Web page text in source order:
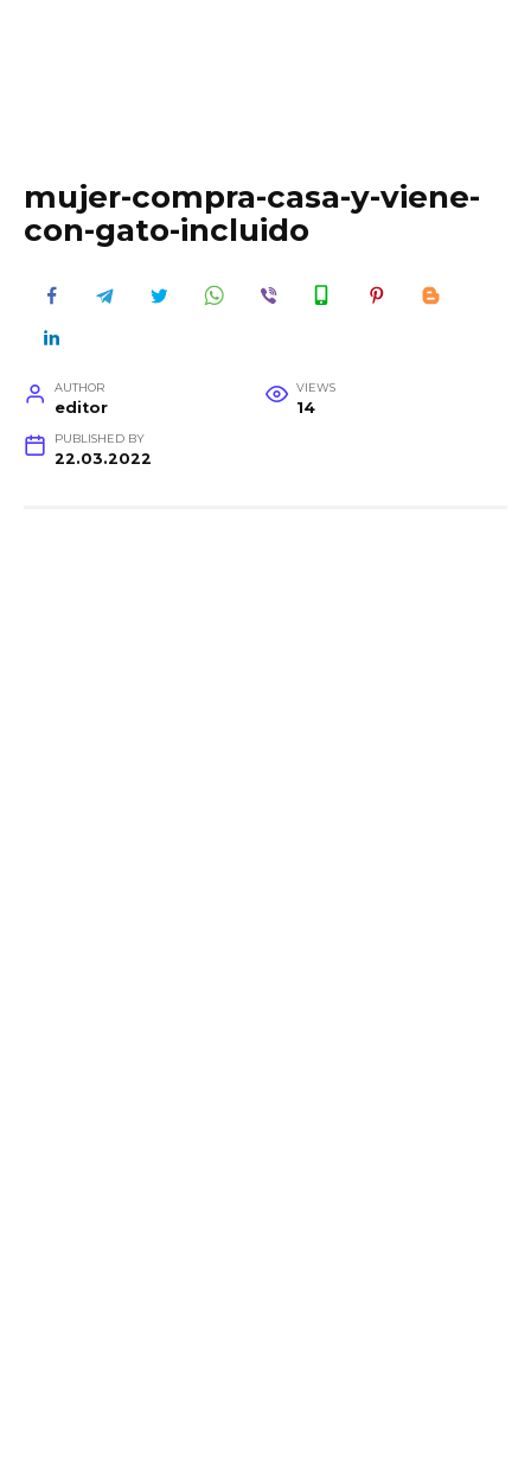
mujer-compra-casa-y-viene-
con-gato-incluido
AUTHOR
editor
VIEWS
14
PUBLISHED BY
22.03.2022